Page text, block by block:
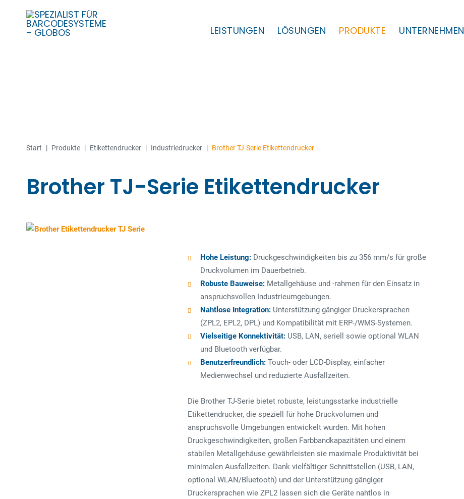
LEISTUNGEN LÖSUNGEN PRODUKTE UNTERNEHMEN
Start | Produkte | Etiketten­­drucker | Industriedrucker | Brother TJ-Serie Etikettendrucker
Brother TJ-Serie Etikettendrucker
Hohe Leistung: Druckgeschwindigkeiten bis zu 356 mm/s für große
Druckvolumen im Dauerbetrieb.
Robuste Bauweise: Metallgehäuse und -rahmen für den Einsatz in
anspruchsvollen Industrieumgebungen.
Nahtlose Integration: Unterstützung gängiger Druckersprachen
(ZPL2, EPL2, DPL) und Kompatibilität mit ERP-/WMS-Systemen.
Vielseitige Konnektivität: USB, LAN, seriell sowie optional WLAN
und Bluetooth verfügbar.
Benutzerfreundlich: Touch- oder LCD-Display, einfacher
Medienwechsel und reduzierte Ausfallzeiten.
Die Brother TJ-Serie bietet robuste, leistungsstarke industrielle
Etikettendrucker, die speziell für hohe Druckvolumen und
anspruchsvolle Umgebungen entwickelt wurden. Mit hohen
Druckgeschwindigkeiten, großen Farbbandkapazitäten und einem
stabilen Metallgehäuse gewährleisten sie maximale Produktivität bei
minimalen Ausfallzeiten. Dank vielfältiger Schnittstellen (USB, LAN,
optional WLAN/Bluetooth) und der Unterstützung gängiger
Druckersprachen wie ZPL2 lassen sich die Geräte nahtlos in